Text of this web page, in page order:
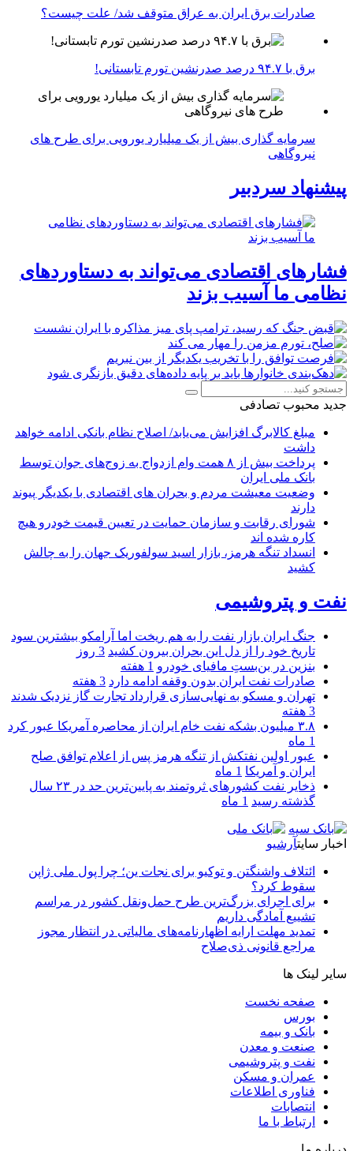
صادرات برق ایران به عراق متوقف شد/ علت چیست؟
برق با ۹۴.۷ درصد صدرنشین تورم تابستانی!
سرمایه گذاری بیش از یک میلیارد یورویی برای طرح های
نیروگاهی
پیشنهاد سردبیر
فشارهای اقتصادی می‌تواند به دستاوردهای
نظامی ما آسیب بزند
جدید محبوب تصادفی
مبلغ کالابرگ افزایش می‌یابد/ اصلاح نظام بانکی ادامه خواهد
داشت
پرداخت بیش از ۸ همت وام ازدواج به زوج‌های جوان توسط
بانک ملی ایران
وضعیت معیشت مردم و بحران های اقتصادی با یکدیگر پیوند
دارند
شورای رقابت و سازمان حمایت در تعیین قیمت خودرو هیچ
کاره شده اند
انسداد تنگه هرمز، بازار اسید سولفوریک جهان را به چالش
کشید
نفت و پتروشیمی
جنگ ایران بازار نفت را به هم ریخت اما آرامکو بیشترین سود
تاریخ خود را از دل این بحران بیرون کشید 3 روز
بنزین در بن‌بستِ مافیای خودرو 1 هفته
صادرات نفت ایران بدون وقفه ادامه دارد 3 هفته
تهران و مسکو به نهایی‌سازی قرارداد تجارت گاز نزدیک شدند
3 هفته
۳.۸ میلیون بشکه نفت خام ایران از محاصره آمریکا عبور کرد
1 ماه
عبور اولین نفتکش از تنگه هرمز پس از اعلام توافق صلح
ایران و آمریکا 1 ماه
ذخایر نفت کشورهای ثروتمند به پایین‌ترین حد در ۲۳ سال
گذشته رسید 1 ماه
اخبار سایتآرشیو
ائتلاف واشنگتن و توکیو برای نجات ین؛ چرا پول ملی ژاپن
سقوط کرد؟
برای اجرای بزرگ‌ترین طرح حمل‌ونقل کشور در مراسم
تشییع آمادگی داریم
تمدید مهلت ارایه اظهارنامه‌های مالیاتی در انتظار مجوز
مراجع قانونی ذی‌‏صلاح
سایر لینک ها
صفحه نخست
بورس
بانک و بیمه
صنعت و معدن
نفت و پتروشیمی
عمران و مسکن
فناوری اطلاعات
انتصابات
ارتباط با ما